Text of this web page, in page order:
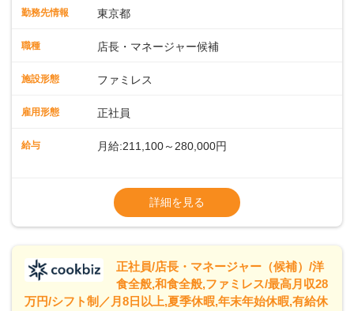
入社後はスキルに合わせた業務からお任せしますので、徐々
向上を目指すDX推進～ ◆すかいらーくのレストランでは、
スタッフの働きやすさをサポートしています。配膳ロボット
や歩行数が約40%も削減されました！また、配膳ロボットに
なDX（デジタルトランスフォーメーション）の取り組みを進
います。私たちは、多様な働き方を提供し、ライフステージ
に合わせた柔軟な勤務時間や働きやすい環境を整えていま
います。
勤務先情報 東京都
職種 店長・マネージャー候補
施設形態 ファミレス
雇用形態 正社員
給与 月給:211,100～280,000円
※残業代全額支給
※経験に応じて応相談①ナショナル社員：月
給245,800円～②エリア社員 ：月給
詳細を見る
正社員/店長・マネージャー（候補）/洋
食全般,和食全般,ファミレス/最高月収28
万円/シフト制／月8日以上,夏季休暇,年末年始休暇,有給休